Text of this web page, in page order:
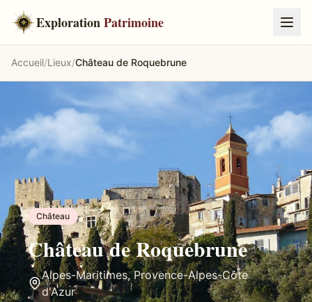
ExplorationPatrimoine
Accueil/Lieux/Château de Roquebrune
Château
Château de Roquebrune
Alpes-Maritimes,Provence-Alpes-Côte
d'Azur